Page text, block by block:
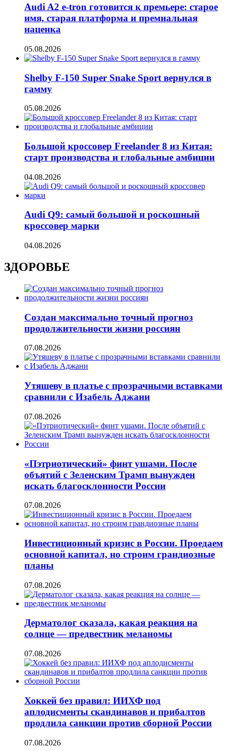
Audi A2 e-tron готовится к премьере: старое
имя, старая платформа и премиальная
наценка
05.08.2026
Shelby F-150 Super Snake Sport вернулся в
гамму
05.08.2026
Большой кроссовер Freelander 8 из Китая:
старт производства и глобальные амбиции
04.08.2026
Audi Q9: самый большой и роскошный
кроссовер марки
04.08.2026
ЗДОРОВЬЕ
Создан максимально точный прогноз
продолжительности жизни россиян
07.08.2026
Утяшеву в платье с прозрачными вставками
сравнили с Изабель Аджани
07.08.2026
«Пэтриотический» финт ушами. После
объятий с Зеленским Трамп вынужден
искать благосклонности России
07.08.2026
Инвестиционный кризис в России. Проедаем
основной капитал, но строим грандиозные
планы
07.08.2026
Дерматолог сказала, какая реакция на
солнце — предвестник меланомы
07.08.2026
Хоккей без правил: ИИХФ под
аплодисменты скандинавов и прибалтов
продлила санкции против сборной России
07.08.2026